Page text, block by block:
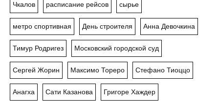
Чкалов расписание рейсов сырье
метро спортивная День строителя Анна Девочкина
Тимур Родригез Московский городской суд
Сергей Жорин Максимо Тореро Стефано Тиоццо
Анагха Сати Казанова Григоре Хаждер